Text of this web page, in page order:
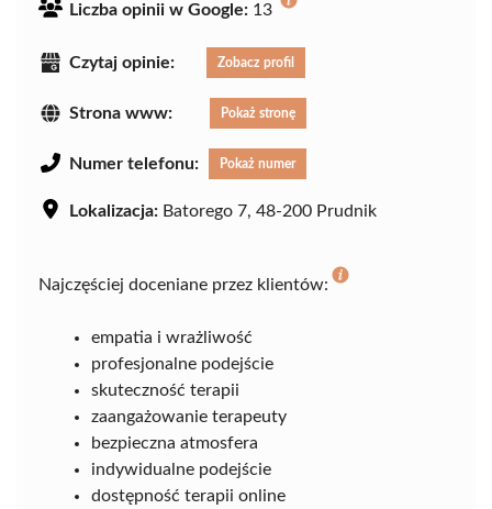
Liczba opinii w Google: 13
Czytaj opinie: Zobacz profil
Strona www: Pokaż stronę
Numer telefonu: Pokaż numer
Lokalizacja: Batorego 7, 48-200 Prudnik
Najczęściej doceniane przez klientów:
empatia i wrażliwość
profesjonalne podejście
skuteczność terapii
zaangażowanie terapeuty
bezpieczna atmosfera
indywidualne podejście
dostępność terapii online